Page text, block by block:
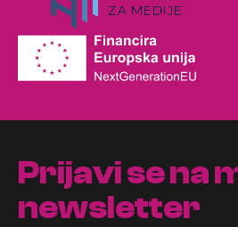
Prijavi se na
newsletter